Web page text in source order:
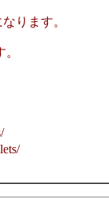
ります。